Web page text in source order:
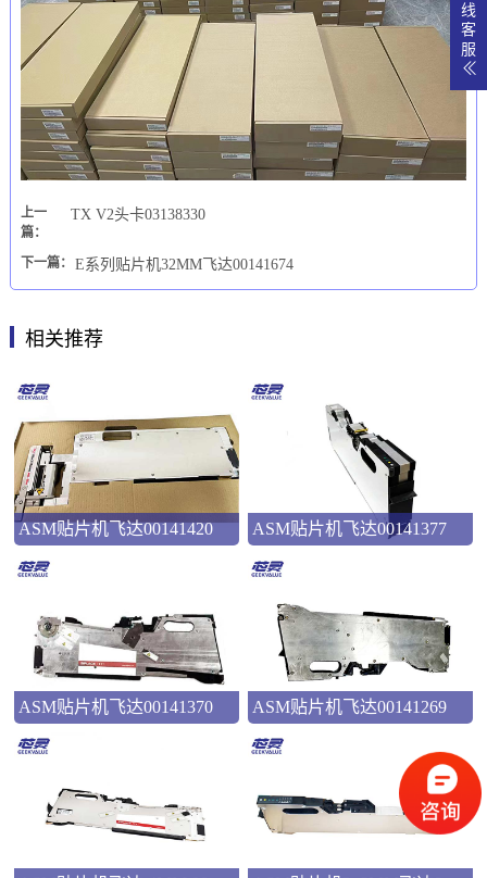
上一
篇：
TX V2头卡03138330
下一篇： E系列贴片机32MM飞达00141674
相关推荐
ASM贴片机飞达00141420 ASM贴片机飞达00141377
ASM贴片机飞达00141370 ASM贴片机飞达00141269
线
客
服